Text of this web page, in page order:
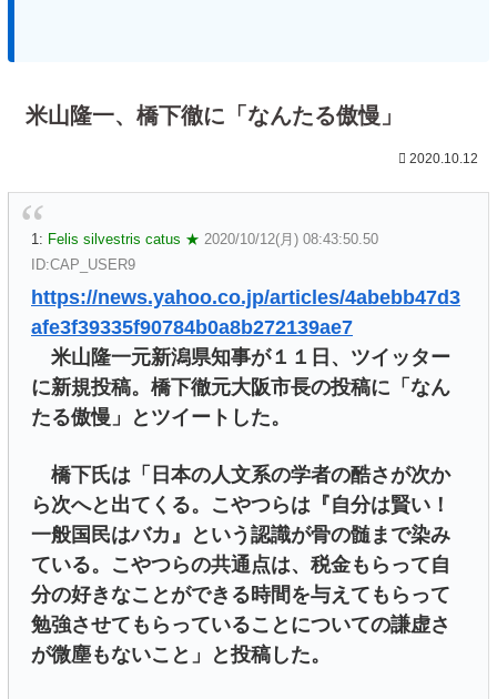
米山隆一、橋下徹に「なんたる傲慢」
2020.10.12
1: Felis silvestris catus ★ 2020/10/12(月) 08:43:50.50
ID:CAP_USER9
https://news.yahoo.co.jp/articles/4abebb47d3
afe3f39335f90784b0a8b272139ae7
米山隆一元新潟県知事が１１日、ツイッター
に新規投稿。橋下徹元大阪市長の投稿に「なん
たる傲慢」とツイートした。
橋下氏は「日本の人文系の学者の酷さが次か
ら次へと出てくる。こやつらは『自分は賢い！
一般国民はバカ』という認識が骨の髄まで染み
ている。こやつらの共通点は、税金もらって自
分の好きなことができる時間を与えてもらって
勉強させてもらっていることについての謙虚さ
が微塵もないこと」と投稿した。